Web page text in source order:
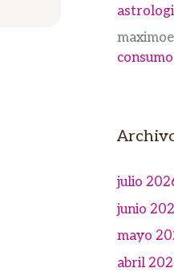
julio
junio
mayo
abril